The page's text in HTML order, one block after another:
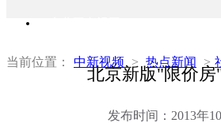
当前位置： 中新视频 > 热点新闻 >
北京新版"限价
发布时间：2013年